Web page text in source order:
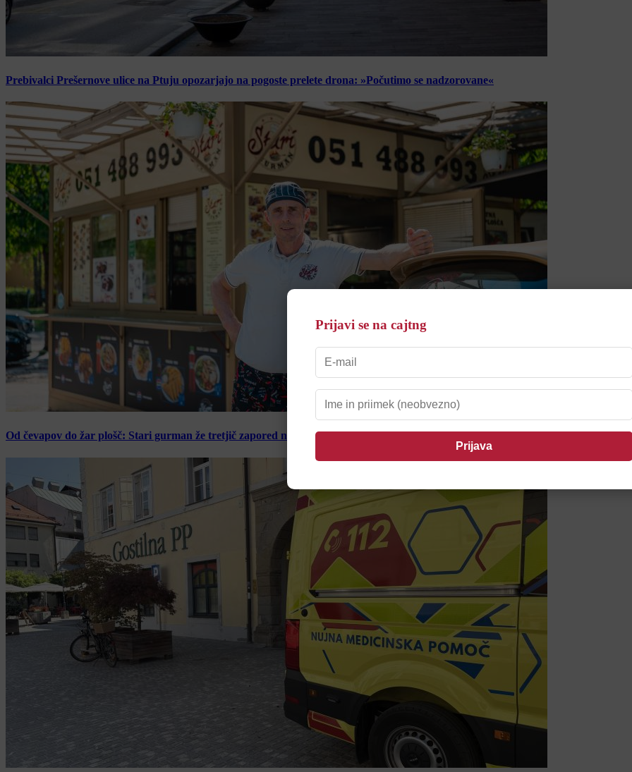
Prebivalci Prešernove ulice na Ptuju opozarjajo na pogoste prelete drona: »Počutimo se nadzorovane«
Od čevapov do žar plošč: Stari gurman že tretjič zapored navdušil Ptujčane
Prijavi se na cajtng